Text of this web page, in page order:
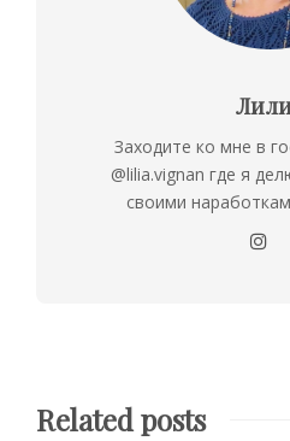
Заходите ко мне в
@lilia.vignan где я
своими
Related posts